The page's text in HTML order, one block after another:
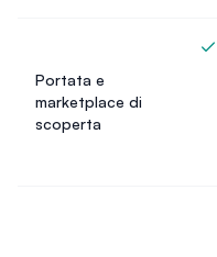
Portata e
marketplace di
scoperta